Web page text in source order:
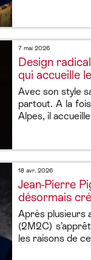
7 mai 2026
Design
qui accueille
Avec son style
partout. A la
Alpes, il
18 avr. 2026
Jean-Pierre
désormais
Après plusieurs
(2M2C)
les raisons de